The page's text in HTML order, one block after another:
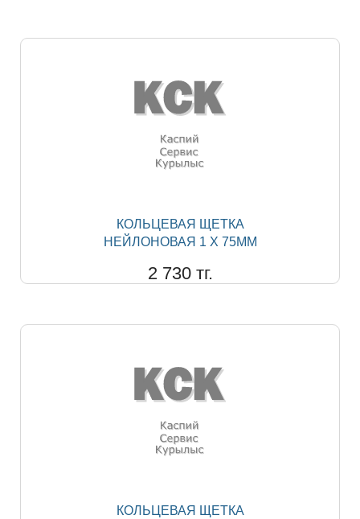
КОЛЬЦЕВАЯ ЩЕТКА
НЕЙЛОНОВАЯ 1 Х 75ММ
2 730 тг.
КОЛЬЦЕВАЯ ЩЕТКА